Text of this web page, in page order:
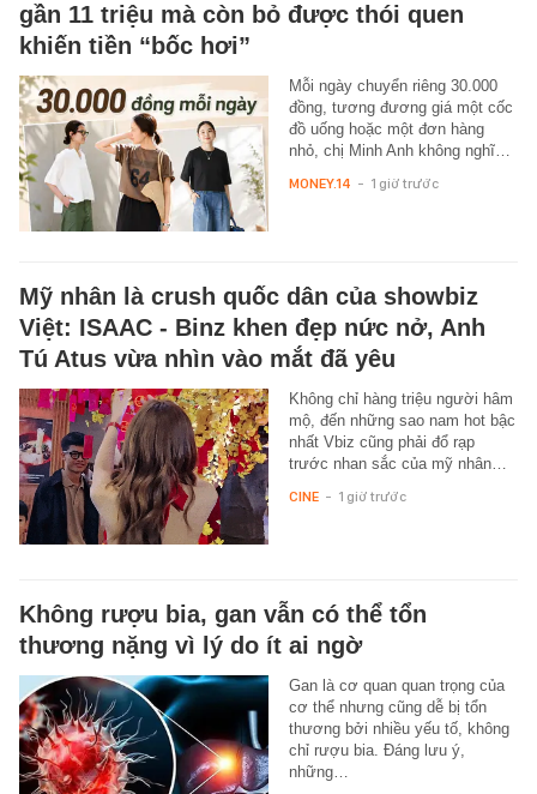
gần 11 triệu mà còn bỏ được thói quen
khiến tiền “bốc hơi”
Mỗi ngày chuyển riêng 30.000
đồng, tương đương giá một cốc
đồ uống hoặc một đơn hàng
nhỏ, chị Minh Anh không nghĩ…
MONEY.14 - 1 giờ trước
Mỹ nhân là crush quốc dân của showbiz
Việt: ISAAC - Binz khen đẹp nức nở, Anh
Tú Atus vừa nhìn vào mắt đã yêu
Không chỉ hàng triệu người hâm
mộ, đến những sao nam hot bậc
nhất Vbiz cũng phải đổ rạp
trước nhan sắc của mỹ nhân…
CINE - 1 giờ trước
Không rượu bia, gan vẫn có thể tổn
thương nặng vì lý do ít ai ngờ
Gan là cơ quan quan trọng của
cơ thể nhưng cũng dễ bị tổn
thương bởi nhiều yếu tố, không
chỉ rượu bia. Đáng lưu ý,
những…